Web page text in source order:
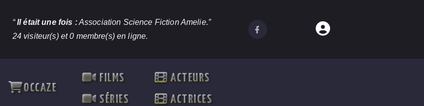
“Il était une fois :Association Science Fiction Amelie.”
24 visiteur(s) et 0 membre(s) en ligne.
OCCAZE
FILMS
SÉRIES
ACTEURS
ACTRICES